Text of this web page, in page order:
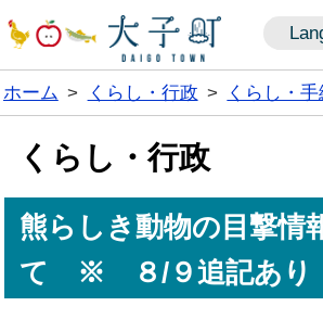
ホーム > くらし・行政 > くらし・
くらし・行政
熊らしき動物の目撃情
て ※ ８/９追記あり